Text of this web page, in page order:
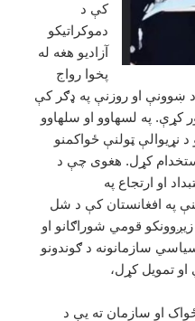
کې د
دموکراتيکو
آزاديو هغه له
پخوا رواج
ښوونې او روزنې په ډګر کې
کړې. په لسهاوو او سلهاوو
نړيوالې ټولنې ځواکمنو
استخدام کړل. هغوى چې د
او ارتجاع په
په افغانستان کې د شل
قومي شوراګانو او
سازمانونه د ګوندونو
او تمويل کړل،
او سازمان ته يې د